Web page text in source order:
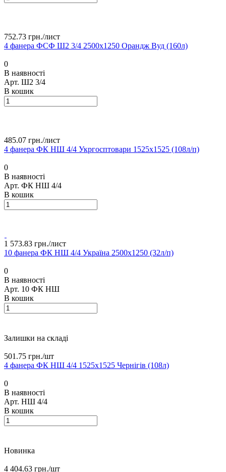
752.73 грн./лист
4 фанера ФСФ Ш2 3/4 2500х1250 Орандж Вуд (160л)
0
В наявності
Арт. Ш2 3/4
В кошик
485.07 грн./лист
4 фанера ФК НШ 4/4 Укргосптовари 1525х1525 (108л/п)
0
В наявності
Арт. ФК НШ 4/4
В кошик
1 573.83 грн./лист
10 фанера ФК НШ 4/4 Україна 2500х1250 (32л/п)
0
В наявності
Арт. 10 ФК НШ
В кошик
Залишки на складі
501.75 грн./шт
4 фанера ФК НШ 4/4 1525х1525 Чернігів (108л)
0
В наявності
Арт. НШ 4/4
В кошик
Новинка
4 404.63 грн./шт